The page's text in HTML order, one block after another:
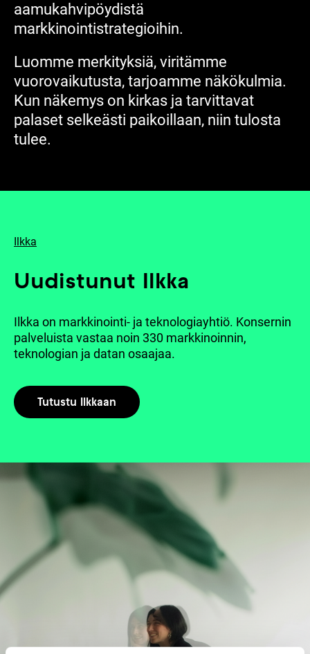
aamukahvipöydistä
markkinointistrategioihin.
Luomme merkityksiä, viritämme
vuorovaikutusta, tarjoamme näkökulmia.
Kun näkemys on kirkas ja tarvittavat
palaset selkeästi paikoillaan, niin tulosta
tulee.
Ilkka
Uudistunut Ilkka
Ilkka on markkinointi- ja teknologiayhtiö. Konsernin
palveluista vastaa noin 330 markkinoinnin,
teknologian ja datan osaajaa.
Tutustu Ilkkaan